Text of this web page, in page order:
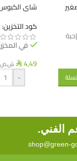
شاي الكبوس 25
كود التخزين:
في
⃁4,49 ش.ض
-
الفني.
shop@green-